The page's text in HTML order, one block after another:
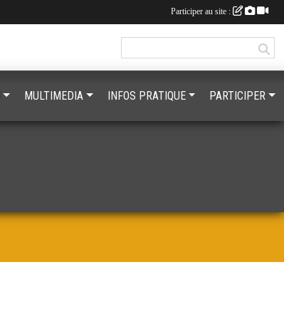
MULTIMEDIA INFOS PRATIQUE PARTICIPER
Participer au site :